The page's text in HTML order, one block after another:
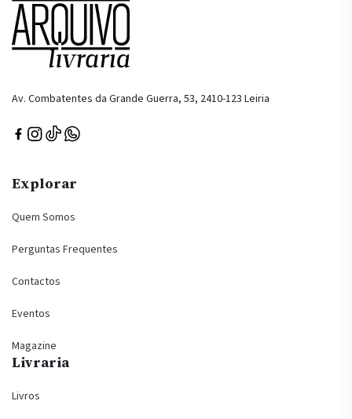
Av. Combatentes da Grande Guerra, 53, 2410-123 Leiria
Explorar
Quem Somos
Perguntas Frequentes
Contactos
Eventos
Magazine
Livraria
Livros